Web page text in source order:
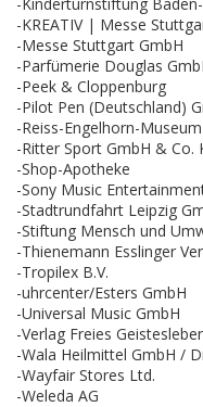
-KREATIV | Messe
-Messe Stuttgart GmbH
-Parfümerie Douglas
-Peek & Cloppenburg
-Pilot Pen (Deutschland)
-Reiss-Engelhorn-
-Ritter Sport GmbH & Co.
-Shop-Apotheke
-Sony Music
-Stadtrundfahrt Leipzig
-Stiftung Mensch und
-Thienemann Esslinger
-Tropilex B.V.
-uhrcenter/Esters GmbH
-Universal Music GmbH
-Verlag Freies
-Wala Heilmittel GmbH /
-Wayfair Stores Ltd.
-Weleda AG